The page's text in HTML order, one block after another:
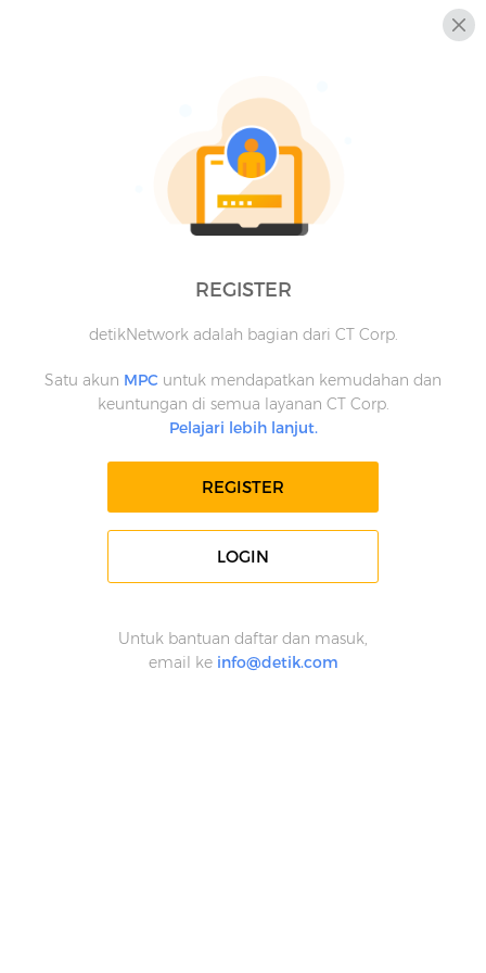
REGISTER
detikNetwork adalah bagian dari CT Corp.
Satu akun MPC untuk mendapatkan kemudahan dan
keuntungan di semua layanan CT Corp.
Pelajari lebih lanjut.
REGISTER
LOGIN
Untuk bantuan daftar dan masuk,
email ke info@detik.com